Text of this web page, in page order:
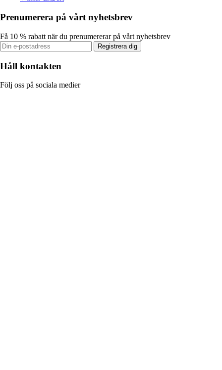
Prenumerera på vårt nyhetsbrev
Få 10 % rabatt när du prenumererar på vårt nyhetsbrev
Registrera dig
Håll kontakten
Följ oss på sociala medier